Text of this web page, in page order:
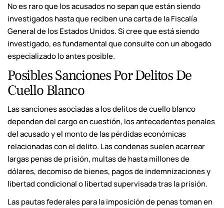
No es raro que los acusados no sepan que están siendo
investigados hasta que reciben una carta de la Fiscalía
General de los Estados Unidos. Si cree que está siendo
investigado, es fundamental que consulte con un abogado
especializado lo antes posible.
Posibles Sanciones Por Delitos De
Cuello Blanco
Las sanciones asociadas a los delitos de cuello blanco
dependen del cargo en cuestión, los antecedentes penales
del acusado y el monto de las pérdidas económicas
relacionadas con el delito. Las condenas suelen acarrear
largas penas de prisión, multas de hasta millones de
dólares, decomiso de bienes, pagos de indemnizaciones y
libertad condicional o libertad supervisada tras la prisión.
Las pautas federales para la imposición de penas toman en